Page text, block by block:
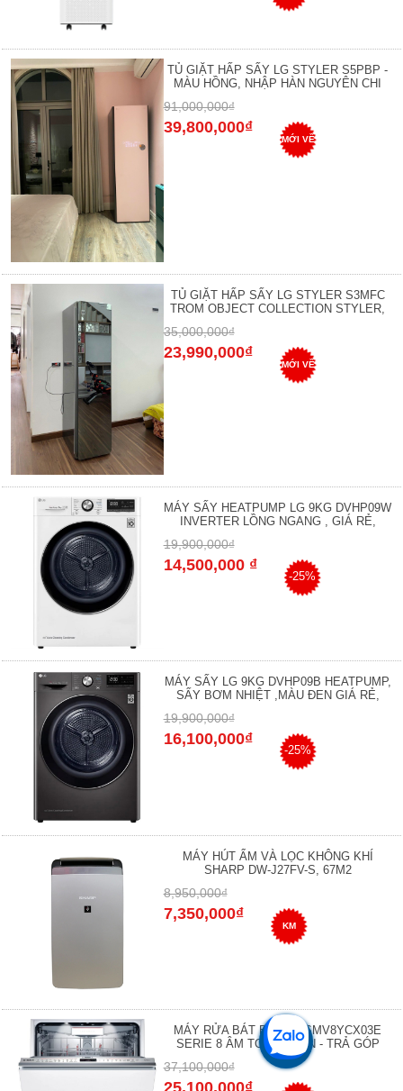
TỦ GIẶT HẤP SẤY LG STYLER S5PBP -
MÀU HỒNG, NHẬP HÀN NGUYÊN CHI
91,000,000₫
39,800,000₫
MỚI VỀ
TỦ GIẶT HẤP SẤY LG STYLER S3MFC
TROM OBJECT COLLECTION STYLER,
35,000,000₫
23,990,000₫
MỚI VỀ
MÁY SẤY HEATPUMP LG 9KG DVHP09W
INVERTER LỒNG NGANG , GIÁ RẺ,
19,900,000₫
14,500,000 ₫
-25%
MÁY SẤY LG 9KG DVHP09B HEATPUMP,
SẤY BƠM NHIỆT ,MÀU ĐEN GIÁ RẺ,
19,900,000₫
16,100,000₫
-25%
MÁY HÚT ẨM VÀ LỌC KHÔNG KHÍ
SHARP DW-J27FV-S, 67M2
8,950,000₫
7,350,000₫
KM
MÁY RỬA BÁT BOSCH SMV8YCX03E
SERIE 8 ÂM TOÀN PHẦN - TRẢ GÓP
37,100,000₫